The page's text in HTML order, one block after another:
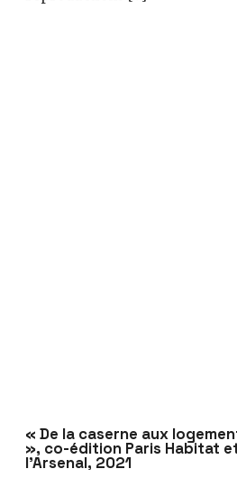
« De la caserne aux
», co-édition Paris Habitat
l’Arsenal, 2021